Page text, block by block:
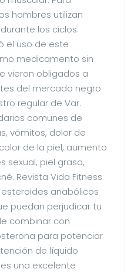
hombres utilizan
los ciclos.
el uso de este
medicamento sin
vieron obligados a
del mercado negro
regular de Var.
comunes de
vómitos, dolor de
de la piel, aumento
sexual, piel grasa,
Revista Vida Fitness
anabólicos
puedan perjudicar tu
combinar con
para potenciar
de líquido
una excelente